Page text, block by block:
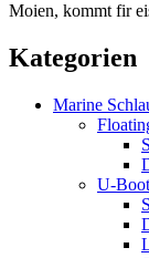
Moien, kommt fir
Kategorien
Marine
U-